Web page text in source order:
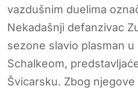
vazdušnim duelima
Nekadašnji defanzivac
sezone slavio plasman u
Schalkeom,
Švicarsku. Zbog